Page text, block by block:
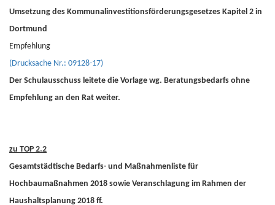
Umsetzung des Kommunalinvestitionsförderungsgesetzes Kapitel 2 in
Dortmund
Empfehlung
(Drucksache Nr.: 09128-17)
Der Schulausschuss leitete die Vorlage wg. Beratungsbedarfs ohne
Empfehlung an den Rat weiter.
zu TOP 2.2
Gesamtstädtische Bedarfs- und Maßnahmenliste für
Hochbaumaßnahmen 2018 sowie Veranschlagung im Rahmen der
Haushaltsplanung 2018 ff.